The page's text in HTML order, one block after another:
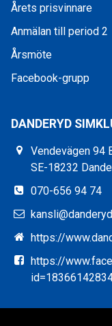
Årets prisvinnare
Anmälan till period 2
Årsmöte
Facebook-grupp
DANDERYD
Vendevägen 94
SE-18232
070-656 94 74
https://
https://